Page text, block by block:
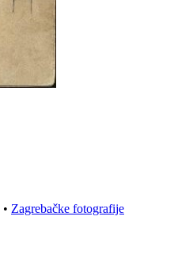
• Zagrebačke fotografije